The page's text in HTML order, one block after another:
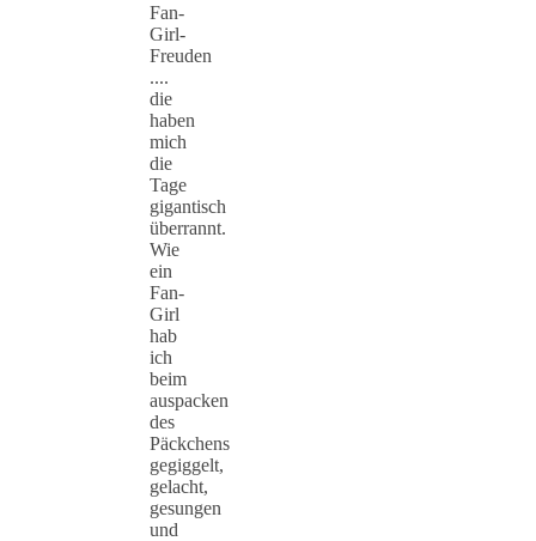
Fan-
Girl-
Freuden
....
die
haben
mich
die
Tage
gigantisch
überrannt.
Wie
ein
Fan-
Girl
hab
ich
beim
auspacken
des
Päckchens
gegiggelt,
gelacht,
gesungen
und